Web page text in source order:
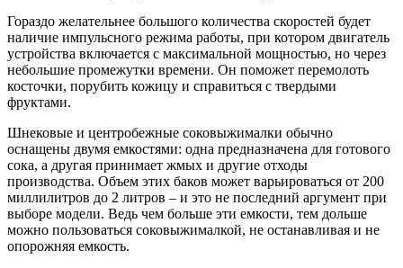
Гораздо желательнее большого количества скоростей будет
наличие импульсного режима работы, при котором двигатель
устройства включается с максимальной мощностью, но через
небольшие промежутки времени. Он поможет перемолоть
косточки, порубить кожицу и справиться с твердыми
фруктами.
Шнековые и центробежные соковыжималки обычно
оснащены двумя емкостями: одна предназначена для готового
сока, а другая принимает жмых и другие отходы
производства. Объем этих баков может варьироваться от 200
миллилитров до 2 литров – и это не последний аргумент при
выборе модели. Ведь чем больше эти емкости, тем дольше
можно пользоваться соковыжималкой, не останавливая и не
опорожняя емкость.